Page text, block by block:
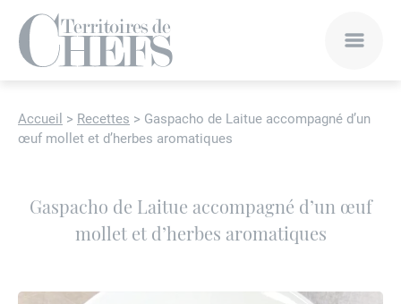
Accueil > Recettes > Gaspacho de Laitue accompagné d’un
œuf mollet et d’herbes aromatiques
Gaspacho de Laitue accompagné d’un œuf
mollet et d’herbes aromatiques